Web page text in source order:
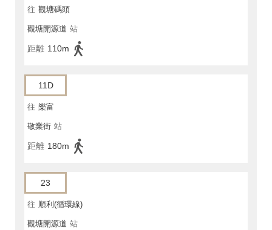
往 觀塘碼頭
觀塘開源道 站
距離 110m
11D
往 樂富
敬業街 站
距離 180m
23
往 順利(循環線)
觀塘開源道 站